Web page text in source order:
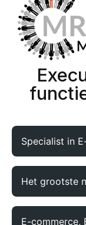
Specialist in
Het grootste
E-commerce,